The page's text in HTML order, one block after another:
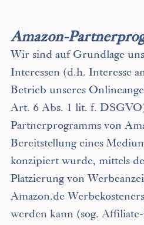
Amazon-
Wir sind auf Grundlage
Interessen (d.h. Interesse
Betrieb unseres
Art. 6 Abs. 1 lit. f.
Partnerprogramms von
Bereitstellung eines
konzipiert wurde, mittels
Platzierung von
Amazon.de
werden kann (sog.